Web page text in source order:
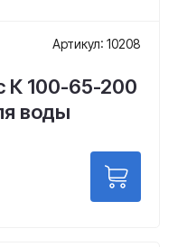
Артикул: 10208
К 100-65-200
воды